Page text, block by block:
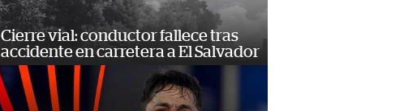
Cierre vial: conductor fallece tras
accidente en carretera a El Salvador